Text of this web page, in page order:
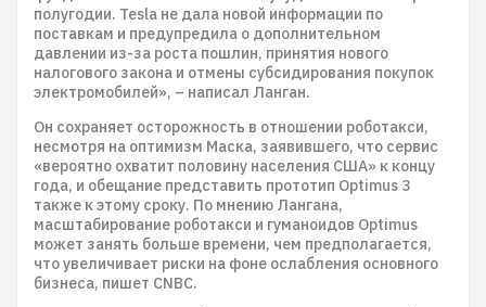
полугодии. Tesla не дала новой информации по
поставкам и предупредила о дополнительном
давлении из-за роста пошлин, принятия нового
налогового закона и отмены субсидирования покупок
электромобилей», – написал Ланган.
Он сохраняет осторожность в отношении роботакси,
несмотря на оптимизм Маска, заявившего, что сервис
«вероятно охватит половину населения США» к концу
года, и обещание представить прототип Optimus 3
также к этому сроку. По мнению Лангана,
масштабирование роботакси и гуманоидов Optimus
может занять больше времени, чем предполагается,
что увеличивает риски на фоне ослабления основного
бизнеса, пишет CNBC.